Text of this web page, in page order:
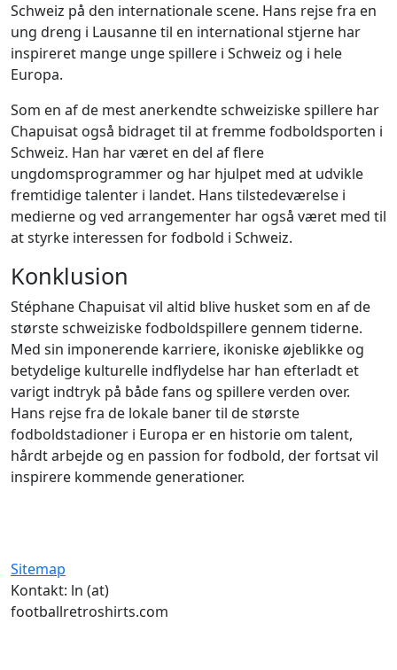
Schweiz på den internationale scene. Hans rejse fra en
ung dreng i Lausanne til en international stjerne har
inspireret mange unge spillere i Schweiz og i hele
Europa.
Som en af de mest anerkendte schweiziske spillere har
Chapuisat også bidraget til at fremme fodboldsporten i
Schweiz. Han har været en del af flere
ungdomsprogrammer og har hjulpet med at udvikle
fremtidige talenter i landet. Hans tilstedeværelse i
medierne og ved arrangementer har også været med til
at styrke interessen for fodbold i Schweiz.
Konklusion
Stéphane Chapuisat vil altid blive husket som en af de
største schweiziske fodboldspillere gennem tiderne.
Med sin imponerende karriere, ikoniske øjeblikke og
betydelige kulturelle indflydelse har han efterladt et
varigt indtryk på både fans og spillere verden over.
Hans rejse fra de lokale baner til de største
fodboldstadioner i Europa er en historie om talent,
hårdt arbejde og en passion for fodbold, der fortsat vil
inspirere kommende generationer.
Sitemap
Kontakt: ln (at)
footballretroshirts.com